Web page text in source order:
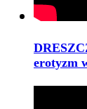
erotyzm